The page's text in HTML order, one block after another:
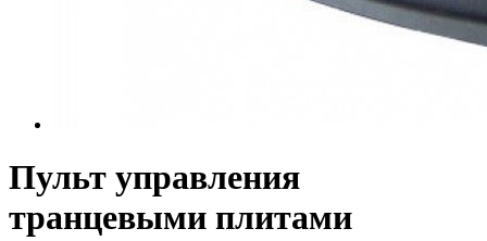
Пульт управления
транцевыми плитами